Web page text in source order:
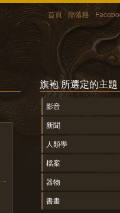
首頁 部落格
旗袍 所選定的主題
影音
新聞
人類學
檔案
器物
書畫